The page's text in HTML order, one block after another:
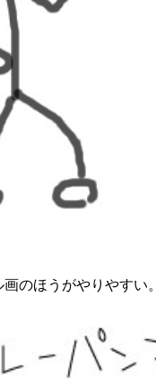
のほうがやりやすい。